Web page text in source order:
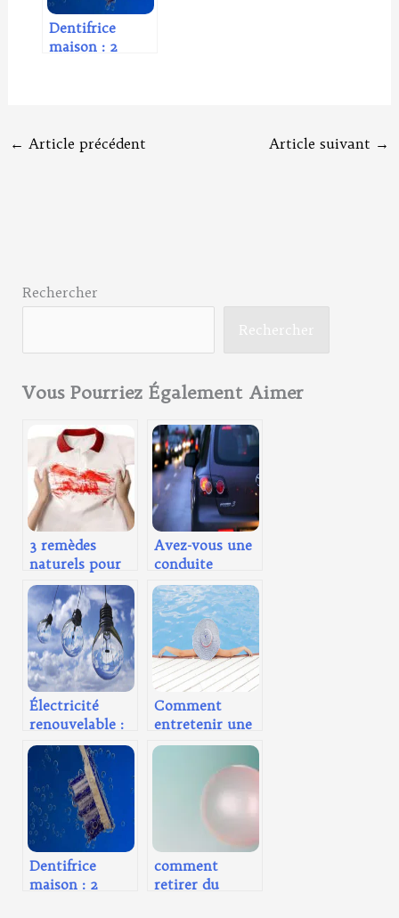
Dentifrice
maison : 2
← Article précédent Article suivant →
Rechercher
Rechercher
Vous Pourriez Également Aimer
3 remèdes
naturels pour
nettoyer une
tâche de sang
Avez-vous une
conduite
écologique en
voiture ?
Électricité
renouvelable :
quels
aménagements
pour la
produire soi-
même ?
Comment
entretenir une
piscine de façon
écologique ?
Dentifrice
maison : 2
comment
retirer du